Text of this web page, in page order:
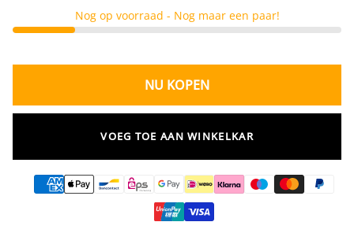
Nog op voorraad - Nog maar een paar!
NU KOPEN
VOEG TOE AAN WINKELKAR